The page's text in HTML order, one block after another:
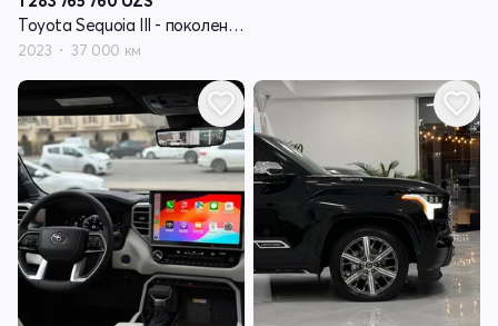
Toyota Sequoia III - поколение
2023 37 000 км